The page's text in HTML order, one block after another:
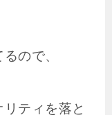
ので、
ティを落と